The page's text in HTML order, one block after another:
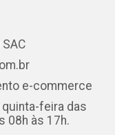
e-commerce
feira das
08h às 17h.